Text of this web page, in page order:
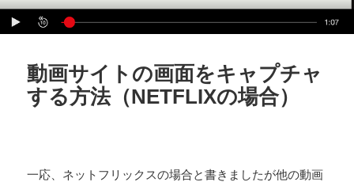
動画サイトの画面をキャプチャ
する方法（NETFLIXの場合）
一応、ネットフリックスの場合と書きましたが他の動画